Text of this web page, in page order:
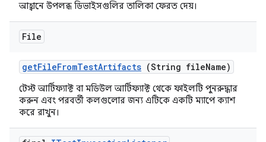
আহ্বানে উপলব্ধ ডিভাইসগুলির তালিকা ফেরত দেয়।
File
getFileFromTestArtifacts (String fileName)
টেস্ট আর্টিফ্যাক্ট বা মডিউল আর্টিফ্যাক্ট থেকে ফাইলটি পুনরুদ্ধার
করুন এবং পরবর্তী কলগুলোর জন্য এটিকে একটি ম্যাপে ক্যাশ
করে রাখুন।